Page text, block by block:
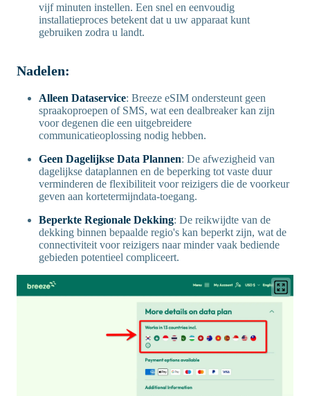
vijf minuten instellen. Een snel en eenvoudig
installatieproces betekent dat u uw apparaat kunt
gebruiken zodra u landt.
Nadelen:
Alleen Dataservice: Breeze eSIM ondersteunt geen
spraakoproepen of SMS, wat een dealbreaker kan zijn
voor degenen die een uitgebreidere
communicatieoplossing nodig hebben.
Geen Dagelijkse Data Plannen: De afwezigheid van
dagelijkse dataplannen en de beperking tot vaste duur
verminderen de flexibiliteit voor reizigers die de voorkeur
geven aan kortetermijndata-toegang.
Beperkte Regionale Dekking: De reikwijdte van de
dekking binnen bepaalde regio's kan beperkt zijn, wat de
connectiviteit voor reizigers naar minder vaak bediende
gebieden potentieel compliceert.